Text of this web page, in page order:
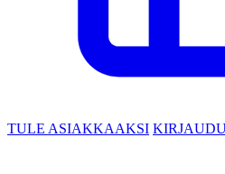
TULE ASIAKKAAKSI